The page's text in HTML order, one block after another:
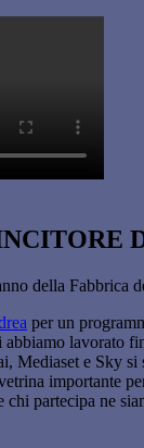
della Fabbrica
per un
lavorato
Mediaset e Sky si
importante
chi partecipa ne